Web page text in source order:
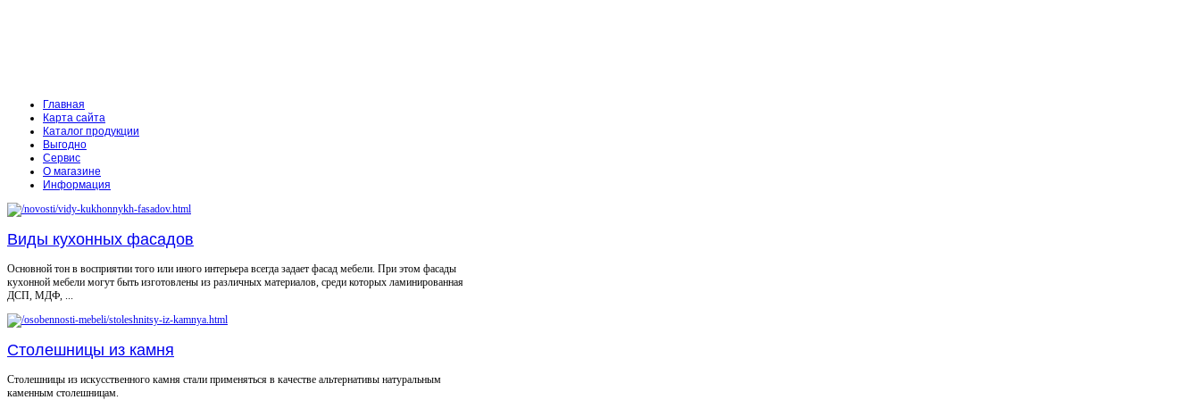
Главная
Карта сайта
Каталог продукции
Выгодно
Сервис
О магазине
Информация
Виды кухонных фасадов
Основной тон в восприятии того или иного интерьера всегда задает фасад мебели. При этом фасады
кухонной мебели могут быть изготовлены из различных материалов, среди которых ламинированная
ДСП, МДФ, ...
Столешницы из камня
Столешницы из искусственного камня стали применяться в качестве альтернативы натуральным
каменным столешницам.